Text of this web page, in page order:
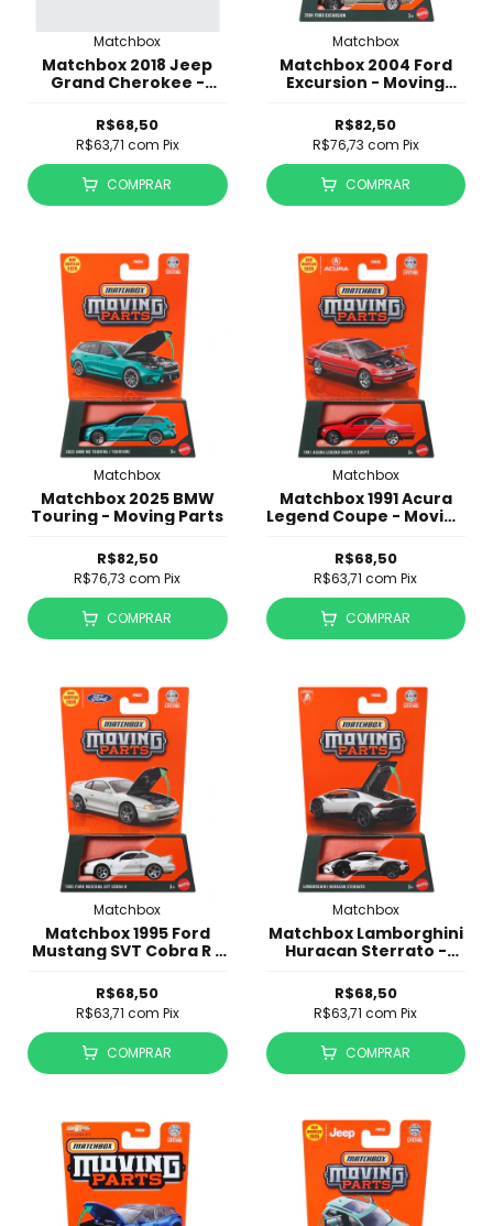
Matchbox
Matchbox 2018 Jeep
Grand Cherokee -
R$68,50
R$63,71 com Pix
COMPRAR
Matchbox
Matchbox 2004 Ford
Excursion - Moving
R$82,50
R$76,73 com Pix
COMPRAR
Matchbox
Matchbox 2025 BMW
Touring - Moving Parts
R$82,50
R$76,73com Pix
COMPRAR
Matchbox
Matchbox 1991 Acura
Legend Coupe - Moving
R$68,50
R$63,71com Pix
COMPRAR
Matchbox
Matchbox 1995 Ford
Mustang SVT Cobra R -
R$68,50
R$63,71 com Pix
COMPRAR
Matchbox
Matchbox Lamborghini
Huracan Sterrato -
R$68,50
R$63,71com Pix
COMPRAR